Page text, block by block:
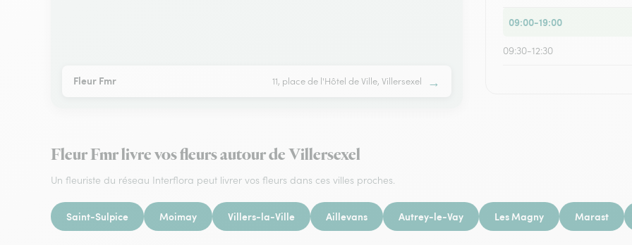
Fleur Fmr 11, place de l'Hôtel de Ville, Villersexel →
09:00-19:00
09:30-12:30
Fleur Fmr livre vos fleurs autour de Villersexel
Un fleuriste du réseau Interflora peut livrer vos fleurs dans ces villes proches.
Saint-Sulpice Moimay Villers-la-Ville Aillevans Autrey-le-Vay Les Magny Marast